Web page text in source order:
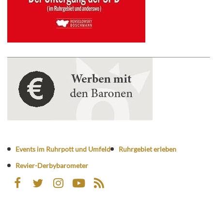
Events im Ruhrpott und Umfeld
Ruhrgebiet erleben
Revier-Derbybarometer